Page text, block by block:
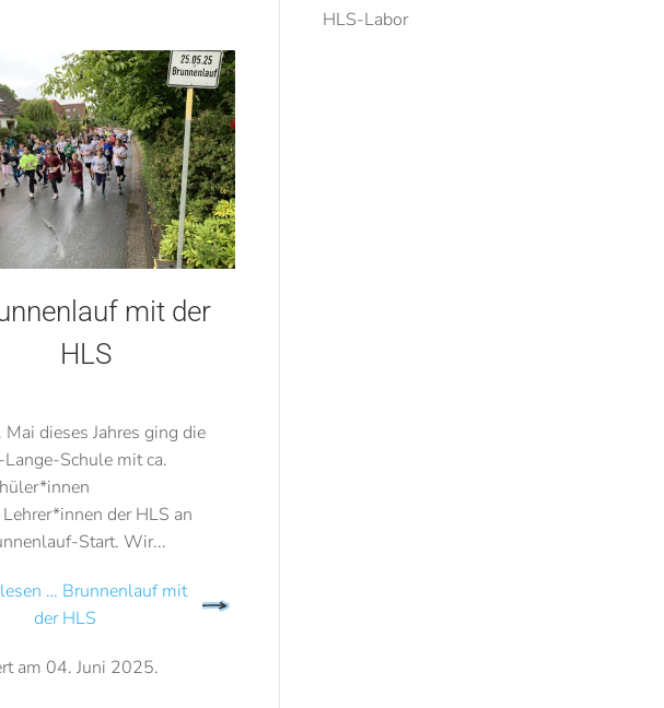
mit der
HLS
dieses Jahres ging die
Schule mit ca.
der HLS an
Start. Wir...
… Brunnenlauf mit
der HLS
am 04. Juni 2025.
HLS-Labor